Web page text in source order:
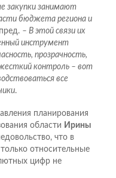
закупки занимают
бюджета региона и
– В этой связи их
инструмент
прозрачность,
контроль – вот
все
.
планирования
области Ирины
что в
относительные
цифр не